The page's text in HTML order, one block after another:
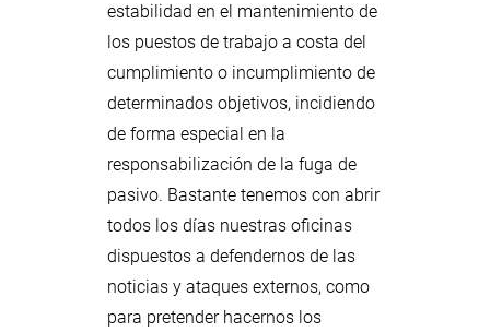
estabilidad en el mantenimiento de
los puestos de trabajo a costa del
cumplimiento o incumplimiento de
determinados objetivos, incidiendo
de forma especial en la
responsabilización de la fuga de
pasivo. Bastante tenemos con abrir
todos los días nuestras oficinas
dispuestos a defendernos de las
noticias y ataques externos, como
para pretender hacernos los